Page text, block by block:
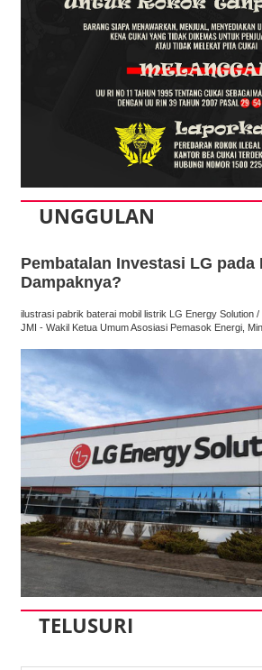
UNGGULAN
Pembatalan Investasi LG
Dampaknya?
ilustrasi pabrik baterai mobil listrik LG Energy Solution /
JMI - Wakil Ketua Umum Asosiasi Pemasok Energi,
TELUSURI